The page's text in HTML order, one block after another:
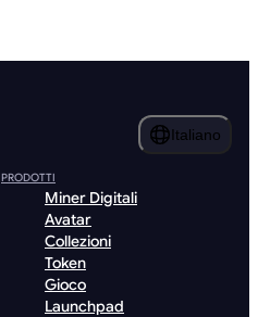
Italiano
PRODOTTI
Miner Digitali
Avatar
Collezioni
Token
Gioco
Launchpad